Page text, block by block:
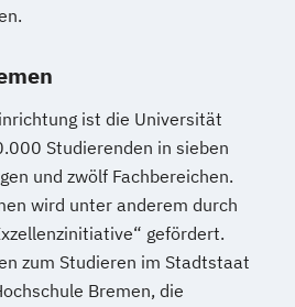
ist die Universität
Studierenden in sieben
und zwölf Fachbereichen.
wird unter anderem durch
gefördert.
zum Studieren im Stadtstaat
Bremen, die